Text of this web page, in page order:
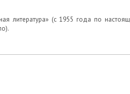
литература» (с 1955 года по